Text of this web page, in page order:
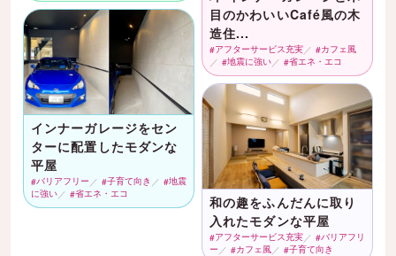
目のかわいいCafé風の木
造住...
アフターサービス充実
カフェ風
地震に強い
省エネ・エコ
インナーガレージをセン
ターに配置したモダンな
平屋
バリアフリー 子育て向き
地震
に強い
省エネ・エコ
和の趣をふんだんに取り
入れたモダンな平屋
アフターサービス充実
バリアフリ
ー
カフェ風 子育て向き